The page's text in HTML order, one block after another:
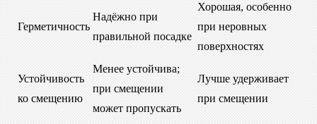
Герметичность
Надёжно при
правильной посадке
Хорошая, особенно
при неровных
поверхностях
Устойчивость
ко смещению
Менее устойчива;
при смещении
может пропускать
Лучше удерживает
при смещении